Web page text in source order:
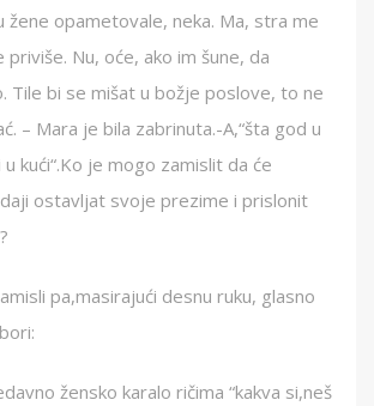
žene opametovale, neka. Ma, stra me
priviše. Nu, oće, ako im šune, da
Tile bi se mišat u božje poslove, to ne
– Mara je bila zabrinuta.-A,“šta god u
kući“.Ko je mogo zamislit da će
ostavljat svoje prezime i prislonit
pa,masirajući desnu ruku, glasno
žensko karalo ričima “kakva si,neš